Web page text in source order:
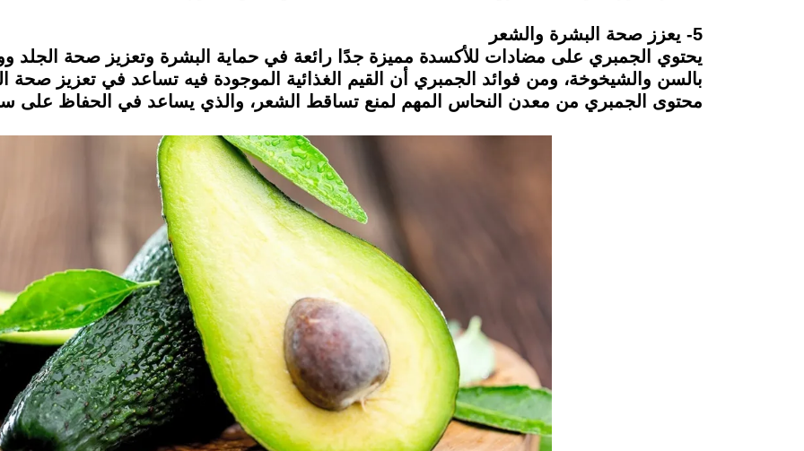
5- يعزز صحة البشرة والشعر
يحتوي الجمبري على مضادات للأكسدة مميزة جدًا رائعة في حماية البشرة وتعزيز صحة الجلد
بالسن والشيخوخة، ومن فوائد الجمبري أن القيم الغذائية الموجودة فيه تساعد في تعزيز
محتوى الجمبري من معدن النحاس المهم لمنع تساقط الشعر، والذي يساعد في الحفاظ على